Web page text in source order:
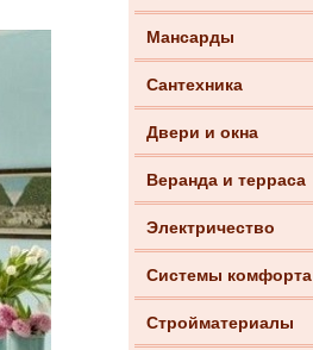
Мансарды
Сантехника
Двери и окна
Веранда и терраса
Электричество
Системы комфорта
Стройматериалы